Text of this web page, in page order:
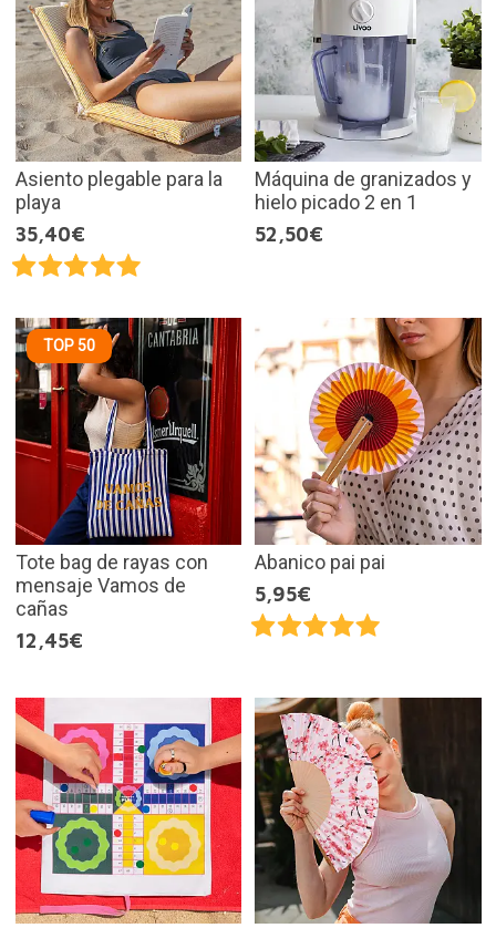
Asiento plegable para la
playa
35,40€
Máquina de granizados y
hielo picado 2 en 1
52,50€
TOP 50
Tote bag de rayas con
mensaje Vamos de
cañas
12,45€
Abanico pai pai
5,95€